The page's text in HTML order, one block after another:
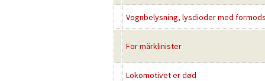
Vognbelysning, lysdioder med
For märklinister
Lokomotivet er død